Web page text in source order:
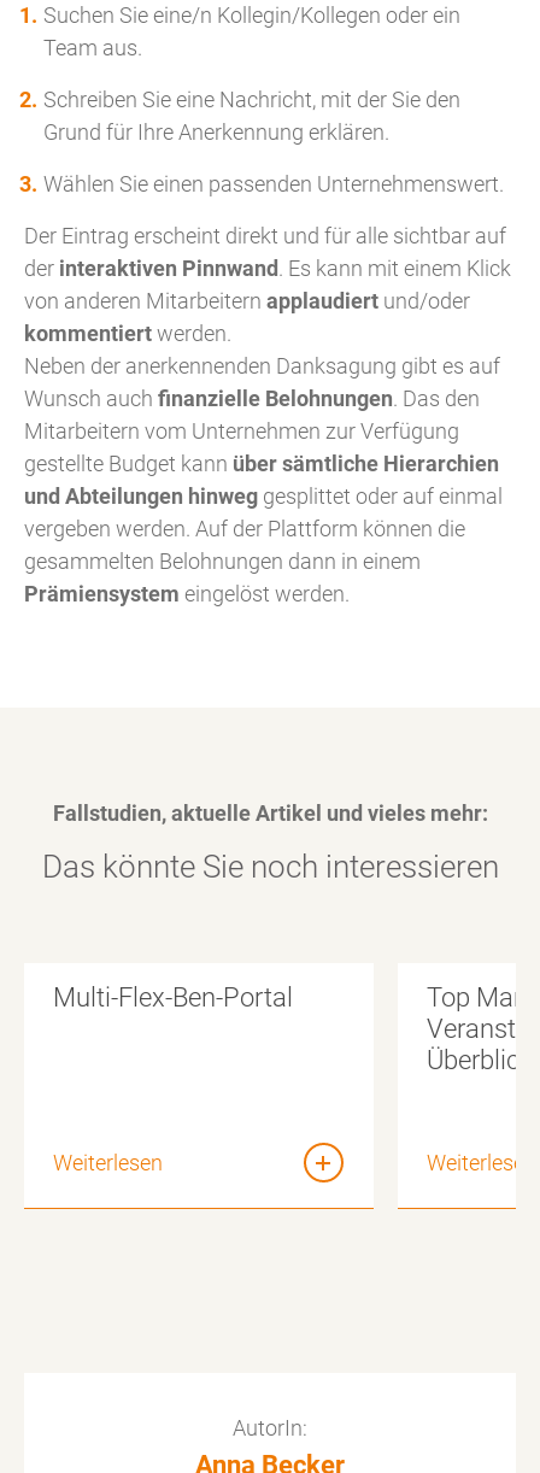
Suchen Sie eine/n Kollegin/Kollegen oder ein
Team aus.
Schreiben Sie eine Nachricht, mit der Sie den
Grund für Ihre Anerkennung erklären.
Wählen Sie einen passenden Unternehmenswert.
Der Eintrag erscheint direkt und für alle sichtbar auf
der interaktiven Pinnwand. Es kann mit einem Klick
von anderen Mitarbeitern applaudiert und/oder
kommentiertwerden.
Neben der anerkennenden Danksagung gibt es auf
Wunsch auch finanzielle Belohnungen. Das den
Mitarbeitern vom Unternehmen zur Verfügung
gestellte Budget kann über sämtliche Hierarchien
und Abteilungen hinweg gesplittet oder auf einmal
vergeben werden. Auf der Plattform können die
gesammelten Belohnungen dann in einem
Prämiensystem eingelöst werden.
Fallstudien, aktuelle Artikel und vieles mehr:
Das könnte Sie noch interessieren
Multi-Flex-Ben-Portal
Weiterlesen
Top
Überblick
Weiterlesen
AutorIn:
Anna Becker